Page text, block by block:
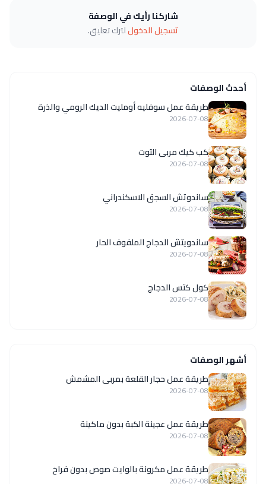
شاركنا رأيك في الوصفة
تسجيل الدخوللترك تعليق.
أحدث الوصفات
طريقة عمل سوفليه أومليت الديك الرومي والذرة
2026-07-08
كب كيك مربى التوت
2026-07-08
ساندوتش السجق الاسكندراني
2026-07-08
ساندويتش الدجاج الملفوف الحار
2026-07-08
كول كتس الدجاج
2026-07-08
أشهر الوصفات
طريقة عمل حجار القلعة بمربى المشمش
2026-07-08
طريقة عمل عجينة الكبة بدون ماكينة
2026-07-08
طريقة عمل مكرونة بالوايت صوص بدون فراخ
2026-07-08